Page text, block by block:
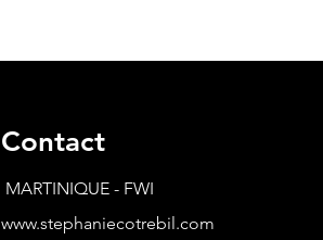
Contact
MARTINIQUE - FWI
www.stephaniecotrebil.com